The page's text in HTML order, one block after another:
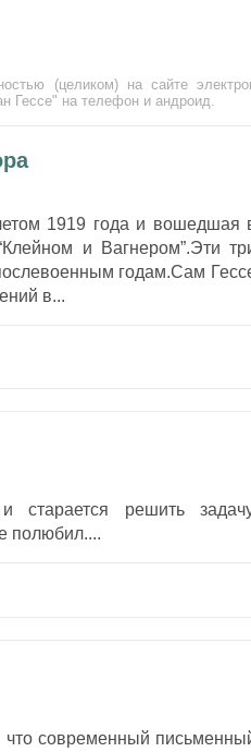
(целиком) на сайте
Гессе" на телефон и андроид.
1919 года и вошедшая
и Вагнером”.Эти
годам.Сам
в...
старается решить
полюбил....
что современный